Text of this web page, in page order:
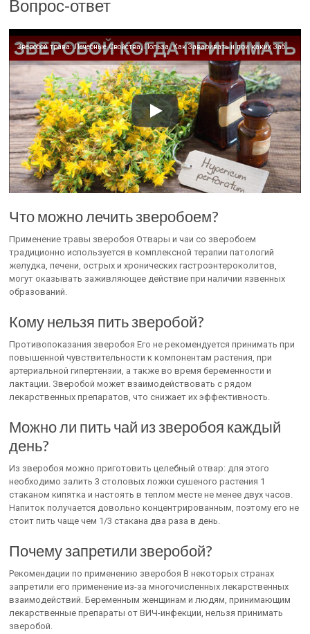
Вопрос-ответ
Зверобой трава: Лечебные Свойства, Польза. Как Заваривать и при каких Заболеваниях Принимать?
Что можно лечить зверобоем?
Применение травы зверобоя Отвары и чаи со зверобоем
традиционно используется в комплексной терапии патологий
желудка, печени, острых и хронических гастроэнтероколитов,
могут оказывать заживляющее действие при наличии язвенных
образований.
Кому нельзя пить зверобой?
Противопоказания зверобоя Его не рекомендуется принимать при
повышенной чувствительности к компонентам растения, при
артериальной гипертензии, а также во время беременности и
лактации. Зверобой может взаимодействовать с рядом
лекарственных препаратов, что снижает их эффективность.
Можно ли пить чай из зверобоя каждый
день?
Из зверобоя можно приготовить целебный отвар: для этого
необходимо залить 3 столовых ложки сушеного растения 1
стаканом кипятка и настоять в теплом месте не менее двух часов.
Напиток получается довольно концентрированным, поэтому его не
стоит пить чаще чем 1/3 стакана два раза в день.
Почему запретили зверобой?
Рекомендации по применению зверобоя В некоторых странах
запретили его применение из-за многочисленных лекарственных
взаимодействий. Беременным женщинам и людям, принимающим
лекарственные препараты от ВИЧ-инфекции, нельзя принимать
зверобой.